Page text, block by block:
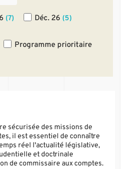
(7) Déc. 26 (5)
Programme prioritaire
sécurisée des missions de
il est essentiel de connaître
réel l'actualité législative,
et doctrinale
de commissaire aux comptes.